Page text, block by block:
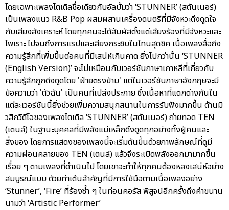
โดยเฉพาะเพลงไตเติลชื่อเดียวกับอัลบั้มว่า ‘STUNNER’ (สตันเนอร์)
เป็นเพลงแนว R&B Pop ผสมผสานเครื่องดนตรีที่มีจังหวะดึงดูดใจ
กับเสียงสังเคราะห์ โดยทุกคนจะได้สัมผัสตั้งแต่เสียงร้องที่มีจังหวะและ
ไพเราะ ไปจนถึงการแรปและเสียงกระซิบในโทนสุดชิค เนื้อเพลงสื่อถึง
ความรู้สึกที่เพิ่มขึ้นต่อคนที่มีเสน่ห์เกินคาด ยิ่งไปกว่านั้น ‘STUNNER
(English Version)’ จะไม่เหมือนกับเวอร์ชันภาษาเกาหลีที่เกี่ยวกับ
ความรู้สึกถูกดึงดูดโดย 'ฝ่ายตรงข้าม' แต่ในเวอร์ชันภาษาอังกฤษจะมี
ข้อความว่า 'ตัวฉัน' เป็นคนที่เปล่งประกาย ซึ่งเนื้อหาที่แตกต่างกันใน
แต่ละเวอร์ชันนี้ยิ่งช่วยเพิ่มความสนุกสนานในการรับฟังมากขึ้น ด้านมิ
วสิกวิดีโอของเพลงไตเติล ‘STUNNER’ (สตันเนอร์) ถ่ายทอด TEN
(เตนล์) ในฐานะบุคคลที่มีพลังแม่เหล็กดึงดูดทุกอย่างทั้งผู้คนและ
สิ่งของ โดยการแสดงของเพลงนี้จะเริ่มต้นขึ้นด้วยภาพลักษณ์ที่ดูมี
ความผ่อนคลายของ TEN (เตนล์) แล้วจึงระเบิดพลังออกมามากขึ้น
เรื่อย ๆ ตามเพลงที่ดำเนินไป โดยเขาจะทำให้ทุกคนต้องหลงเสน่ห์อย่าง
สมบูรณ์แบบ ด้วยท่าเต้นสำคัญที่มีการใช้มือตามเนื้อเพลงอย่าง
‘Stunner’, ‘Fire’ ที่ร้องซ้ำ ๆ ในท่อนคอรัส พิสูจน์อีกครั้งถึงคำขนาน
นามว่า ‘Artistic Performer’